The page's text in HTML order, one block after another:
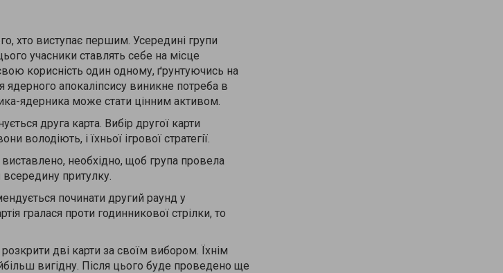
хто виступає першим. Усередині групи
учасники ставлять себе на місце
корисність один одному, ґрунтуючись на
ядерного апокаліпсису виникне потреба в
ядерника може стати цінним активом.
друга карта. Вибір другої карти
володіють, і їхньої ігрової стратегії.
виставлено, необхідно, щоб група провела
притулку.
починати другий раунд у
гралася проти годинникової стрілки, то
дві карти за своїм вибором. Їхнім
вигідну. Після цього буде проведено ще